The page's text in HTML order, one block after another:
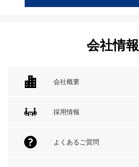
会社情報
会社概要
採用情報
よくあるご質問